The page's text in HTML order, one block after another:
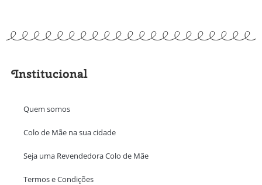
Institucional
Quem somos
Colo de Mãe na sua cidade
Seja uma Revendedora Colo de Mãe
Termos e Condições